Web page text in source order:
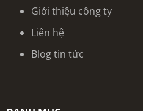
Giới thiệu công ty
Liên hệ
Blog tin tức